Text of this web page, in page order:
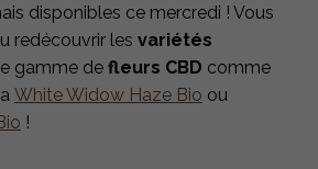
disponibles ce mercredi ! Vous
redécouvrir les variétés
gamme de fleurs CBD comme
White Widow Haze Bio ou
!